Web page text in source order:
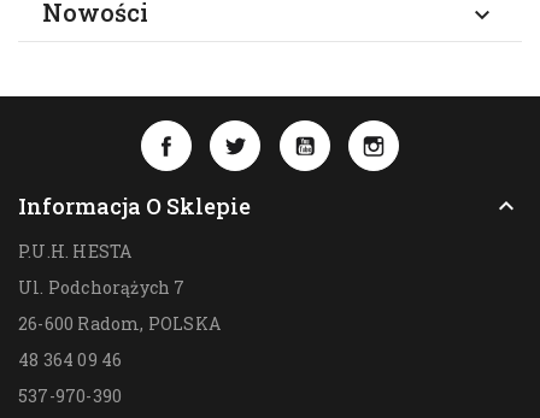
Nowości 
FacebookTwitterYouTubeInstagram
Informacja O Sklepie 
P.U.H. HESTA
Ul. Podchorążych 7
26-600 Radom, POLSKA
48 364 09 46
537-970-390